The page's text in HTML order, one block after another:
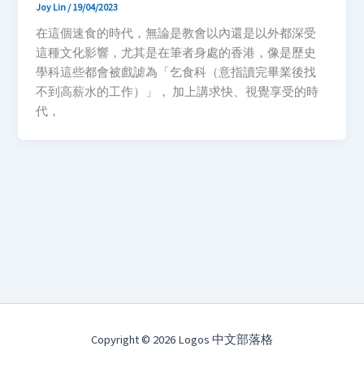
Joy Lin/19/04/2023
在這個速食的時代，無論是教會以內還是以外都深受
這種文化影響，尤其是在筆者身處的香港，像是歷史
學科這些都會被戲謔為「乞食科（意指讀完畢業後找
不到高薪水的工作）」， 加上講求快、視覺享受的時
代，
Copyright © 2026 Logos 中文部落格